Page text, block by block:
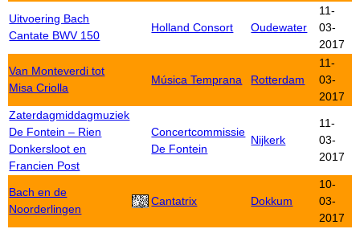
Uitvoering Bach
Cantate BWV 150
Holland Consort Oudewater
11-
03-
2017
Van Monteverdi tot
Misa Criolla
Música Temprana Rotterdam
11-
03-
2017
Zaterdagmiddagmuziek
De Fontein – Rien
Donkersloot en
Francien Post
Concertcommissie
De Fontein
Nijkerk
11-
03-
2017
Bach en de
Noorderlingen
Cantatrix Dokkum
10-
03-
2017